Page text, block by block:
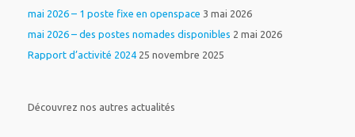
mai 2026 – 1 poste fixe en openspace 3 mai 2026
mai 2026 – des postes nomades disponibles 2 mai 2026
Rapport d’activité 2024 25 novembre 2025
Découvrez nos autres actualités